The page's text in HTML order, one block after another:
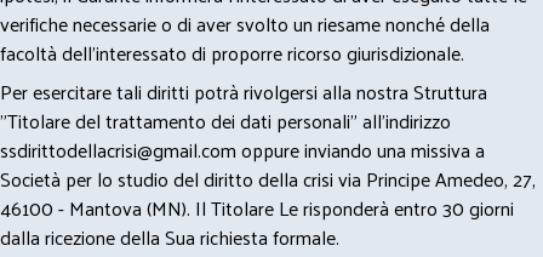
verifiche necessarie o di aver svolto un riesame nonché della
facoltà dell’interessato di proporre ricorso giurisdizionale.
Per esercitare tali diritti potrà rivolgersi alla nostra Struttura
"Titolare del trattamento dei dati personali" all'indirizzo
ssdirittodellacrisi@gmail.comoppure inviando una missiva a
Società per lo studio del diritto della crisi via Principe Amedeo, 27,
46100 - Mantova (MN). Il Titolare Le risponderà entro 30 giorni
dalla ricezione della Sua richiesta formale.